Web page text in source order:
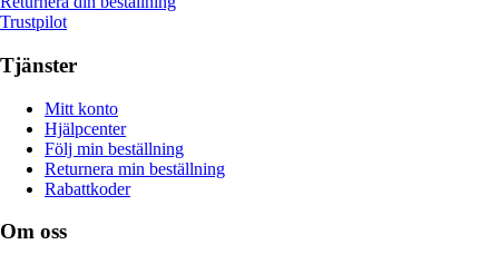
Trustpilot
Tjänster
Mitt konto
Hjälpcenter
Följ min beställning
Returnera min beställning
Rabattkoder
Om oss